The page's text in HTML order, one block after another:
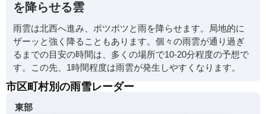
を降らせる雲
雨雲は北西へ進み、ポツポツと雨を降らせます。局地的に
ザーッと強く降ることもあります。個々の雨雲が通り過ぎ
るまでの目安の時間は、多くの場所で10-20分程度の予想で
す。この先、1時間程度は雨雲が発生しやすくなります。
市区町村別の雨雪レーダー
東部